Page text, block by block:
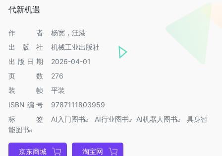
代新机遇
作者
杨宽，汪港
出版社
机械工业出版社
出版日期
2026-04-01
页数
276
装帧
平装
ISBN编号
9787111803959
标签
AI入门图书 AI行业图书 AI机器人图书
具身智
能图书
京东商城 淘宝网